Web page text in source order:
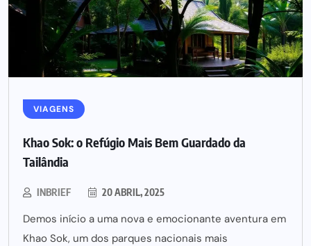
VIAGENS
Khao Sok: o Refúgio Mais Bem Guardado da
Tailândia
INBRIEF 20 ABRIL, 2025
Demos início a uma nova e emocionante aventura em
Khao Sok, um dos parques nacionais mais